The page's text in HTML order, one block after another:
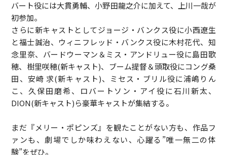
バート役には大貫勇輔、小野田龍之介に加えて、上川一哉が
初参加。
さらに新キャストとしてジョージ・バンクス役に小西遼生
と福士誠治、ウィニフレッド・バンクス役に木村花代、知
念里奈、バードウーマン＆ミス・アンドリュー役に島田歌
穂、樹里咲穂(新キャスト)、ブーム提督＆頭取役にコング桑
田、安崎 求(新キャスト)、ミセス・ブリル役に浦嶋りん
こ、久保田磨希、ロバートソン・アイ役に石川新太、
DION(新キャスト)ら豪華キャストが集結する。
まだ『メリー・ポピンズ』を観たことがない方も、作品フ
ァンも、劇場でしか味わえない、心躍る”唯一無二の体
験”をぜひ。